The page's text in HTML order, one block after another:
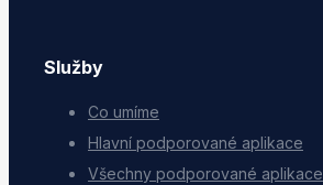
Služby
Co umíme
Hlavní podporované aplikace
Všechny podporované aplikace